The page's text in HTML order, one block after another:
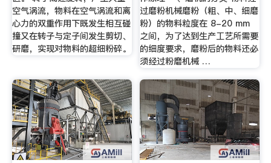
空气涡流，物料在空气涡流和离
心力的双重作用下既发生相互碰
撞又在转子与定子间发生剪切、
研磨，实现对物料的超细粉碎。
过磨粉机械磨粉（粗、中、细磨
粉）的物料粒度在 8-20 mm
之间，为了达到生产工艺所需要
的细度要求，磨粉后的物料还必
须经过粉磨机械 …